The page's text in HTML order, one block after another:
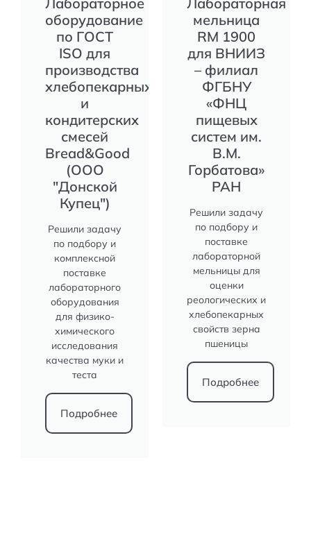
оборудование
по ГОСТ
ISO для
производства
хлебопекарных
и
кондитерских
смесей
Bread&Good
(ООО
"Донской
Купец")
Решили задачу
по подбору и
комплексной
поставке
лабораторного
оборудования
для физико-
химического
исследования
качества муки и
теста
Подробнее
мельница
RM 1900
для ВНИИЗ
– филиал
ФГБНУ
«ФНЦ
пищевых
систем им.
В.М.
Горбатова»
РАН
Решили задачу
по подбору и
поставке
лабораторной
мельницы для
оценки
реологических и
хлебопекарных
свойств зерна
пшеницы
Подробнее